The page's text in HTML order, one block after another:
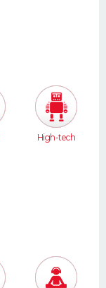
High-tech